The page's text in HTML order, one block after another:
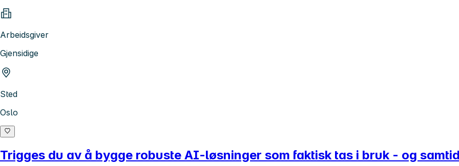
Arbeidsgiver
Gjensidige
Sted
Oslo
Trigges du av å bygge robuste AI-løsninger som faktisk tas i bruk - og